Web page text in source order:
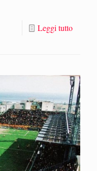
Leggi tutto